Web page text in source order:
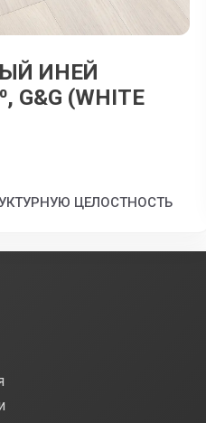
ИНЕЙ
(WHITE
ЦЕЛОСТНОСТЬ